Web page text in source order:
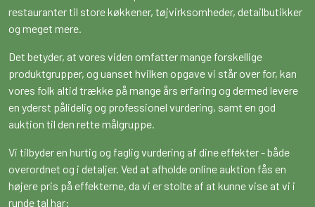
restauranter til store køkkener, tøjvirksomheder, detailbutikker
og meget mere.
Det betyder, at vores viden omfatter mange forskellige
produktgrupper, og uanset hvilken opgave vi står over for, kan
vores folk altid trække på mange års erfaring og dermed levere
en yderst pålidelig og professionel vurdering, samt en god
auktion til den rette målgruppe.
Vi tilbyder en hurtig og faglig vurdering af dine effekter - både
overordnet og i detaljer. Ved at afholde online auktion fås en
højere pris på effekterne, da vi er stolte af at kunne vise at vi i
runde tal har: